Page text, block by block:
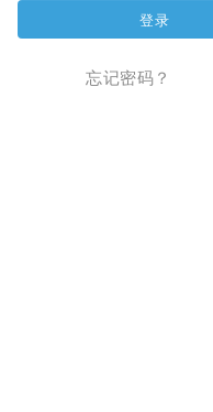
忘记密码？